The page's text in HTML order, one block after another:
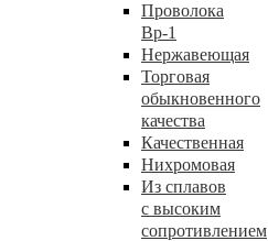
Проволока
Вр-1
Нержавеющая
Торговая
обыкновенного
качества
Качественная
Нихромовая
Из сплавов
с высоким
сопротивлением